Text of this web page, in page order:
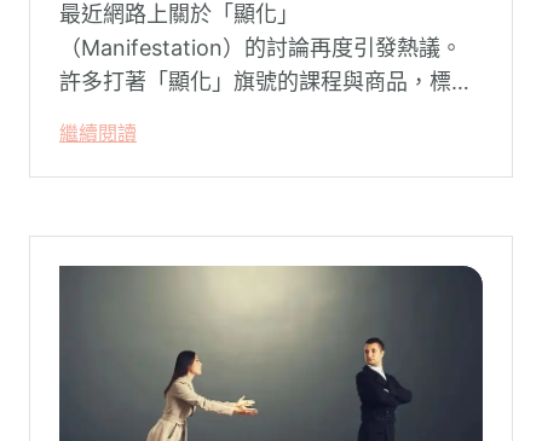
最近網路上關於「顯化」
（Manifestation）的討論再度引發熱議。
許多打著「顯化」旗號的課程與商品，標榜
能吸引財富、關係與健康。這類論述聽起來
療癒，卻經常缺乏實證基礎，甚至可能對正
繼續閱讀